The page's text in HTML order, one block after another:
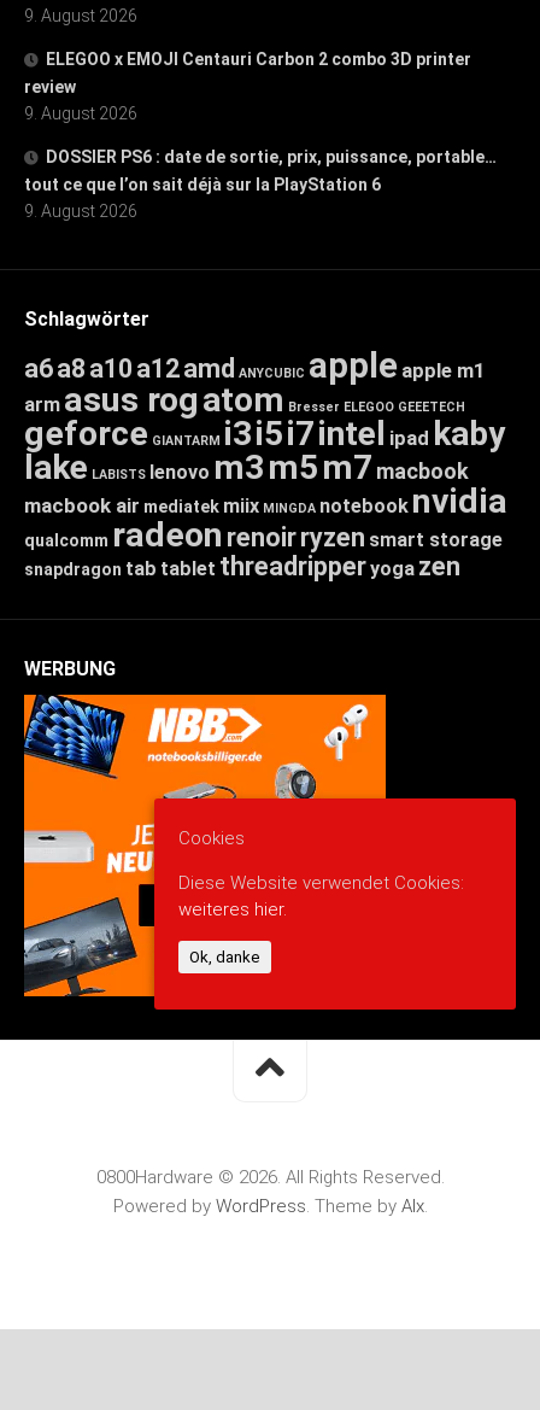
9. August 2026
ELEGOO x EMOJI Centauri Carbon 2 combo 3D printer
review
9. August 2026
DOSSIER PS6 : date de sortie, prix, puissance, portable…
tout ce que l’on sait déjà sur la PlayStation 6
9. August 2026
Schlagwörter
a6a8 a10 a12amd ANYCUBIC apple apple m1
arm asus rogatom Bresser ELEGOO GEEETECH
geforce GIANTARM i3i5i7intel ipad kaby
lake LABISTS lenovo m3m5m7 macbook
macbook air mediatek miix MINGDA notebook nvidia
qualcomm radeon renoirryzen smart storage
snapdragon tab tablet threadripperyoga zen
WERBUNG
0800Hardware © 2026. All Rights Reserved.
Powered by WordPress. Theme by Alx.
Cookies
Diese Website verwendet Cookies:
weiteres hier.
Ok, danke